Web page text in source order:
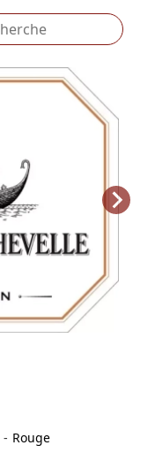
- Rouge